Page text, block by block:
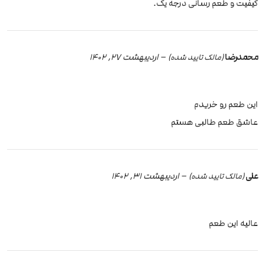
کیفیت و طعم رسانی درجه یک.
محمدرضا(مالک تایید شده) –اردیبهشت 27, 1402
این طعم رو خریدم
عاشق طعم طالبی هستم
علی(مالک تایید شده) –اردیبهشت 31, 1402
عالیه این طعم